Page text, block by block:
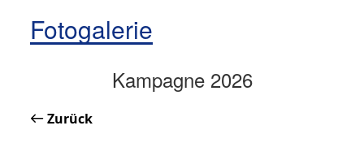
Fotogalerie
Kampagne 2026
Zurück